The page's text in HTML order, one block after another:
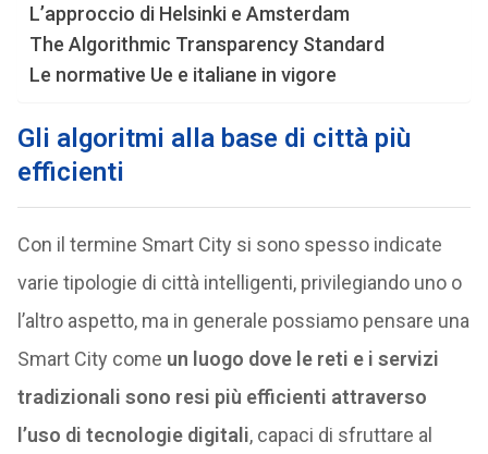
L’approccio di Helsinki e Amsterdam
The Algorithmic Transparency Standard
Le normative Ue e italiane in vigore
Gli algoritmi alla base di città più
efficienti
Con il termine Smart City si sono spesso indicate
varie tipologie di città intelligenti, privilegiando uno o
l’altro aspetto, ma in generale possiamo pensare una
Smart City come un luogo dove le reti e i servizi
tradizionali sono resi più efficienti attraverso
l’uso di tecnologie digitali, capaci di sfruttare al